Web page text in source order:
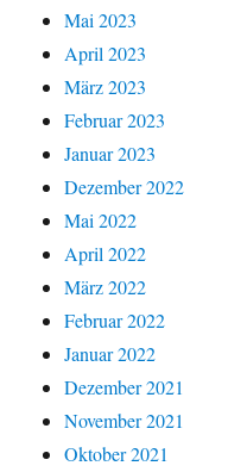
Mai 2023
April 2023
März 2023
Februar 2023
Januar 2023
Dezember 2022
Mai 2022
April 2022
März 2022
Februar 2022
Januar 2022
Dezember 2021
November 2021
Oktober 2021